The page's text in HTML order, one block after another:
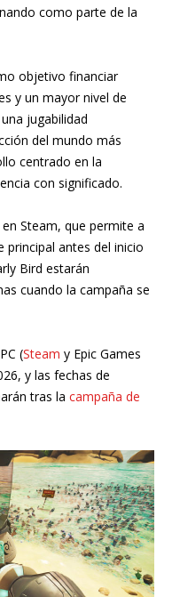
como parte de la
objetivo financiar
y un mayor nivel de
jugabilidad
del mundo más
centrado en la
con significado.
Steam, que permite a
principal antes del inicio
Bird estarán
cuando la campaña se
(Steam y Epic Games
y las fechas de
tras la campaña de